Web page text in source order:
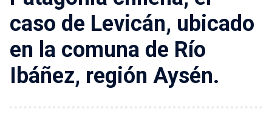
caso de Levicán, ubicado
en la comuna de Río
Ibáñez, región Aysén.